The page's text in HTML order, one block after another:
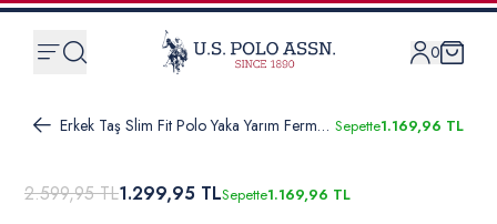
0
Erkek Taş Slim Fit Polo Yaka Yarım Fermuarlı Tişört Sepette1.169,96 TL
2.599,95 TL1.299,95 TLSepette1.169,96 TL